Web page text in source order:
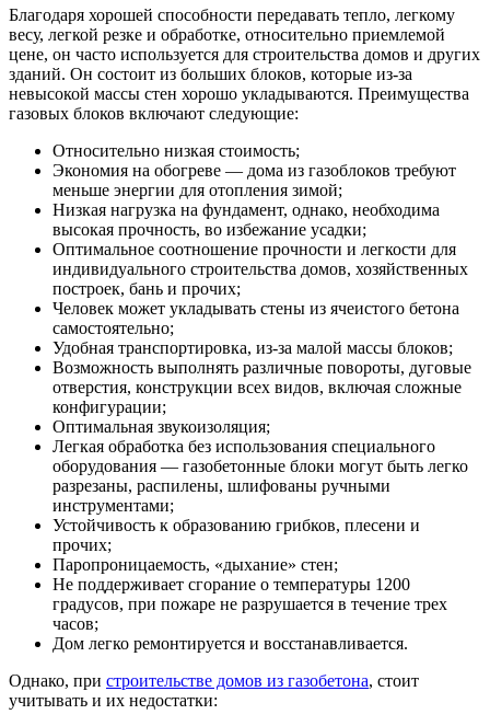
Благодаря хорошей способности передавать тепло, легкому
весу, легкой резке и обработке, относительно приемлемой
цене, он часто используется для строительства домов и других
зданий. Он состоит из больших блоков, которые из-за
невысокой массы стен хорошо укладываются. Преимущества
газовых блоков включают следующие:
Относительно низкая стоимость;
Экономия на обогреве — дома из газоблоков требуют
меньше энергии для отопления зимой;
Низкая нагрузка на фундамент, однако, необходима
высокая прочность, во избежание усадки;
Оптимальное соотношение прочности и легкости для
индивидуального строительства домов, хозяйственных
построек, бань и прочих;
Человек может укладывать стены из ячеистого бетона
самостоятельно;
Удобная транспортировка, из-за малой массы блоков;
Возможность выполнять различные повороты, дуговые
отверстия, конструкции всех видов, включая сложные
конфигурации;
Оптимальная звукоизоляция;
Легкая обработка без использования специального
оборудования — газобетонные блоки могут быть легко
разрезаны, распилены, шлифованы ручными
инструментами;
Устойчивость к образованию грибков, плесени и
прочих;
Паропроницаемость, «дыхание» стен;
Не поддерживает сгорание о температуры 1200
градусов, при пожаре не разрушается в течение трех
часов;
Дом легко ремонтируется и восстанавливается.
Однако, при строительстве домов из газобетона, стоит
учитывать и их недостатки: